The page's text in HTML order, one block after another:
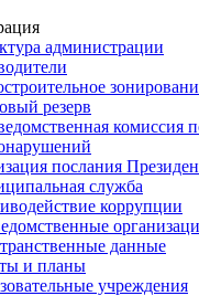
администрации
резерв
комиссия
послания
служба
коррупции
данные
и планы
учреждения